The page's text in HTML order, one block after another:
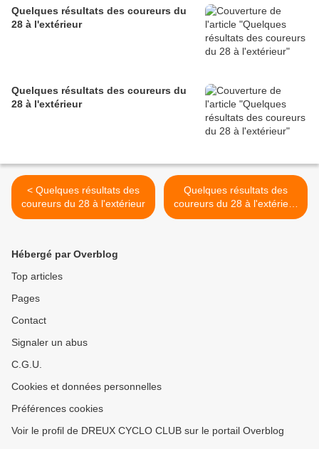
Quelques résultats des coureurs du
28 à l'extérieur
Quelques résultats des coureurs du
28 à l'extérieur
< Quelques résultats des
coureurs du 28 à l'extérieur
Quelques résultats des
coureurs du 28 à l'extérieur
>
Hébergé par Overblog
Top articles
Pages
Contact
Signaler un abus
C.G.U.
Cookies et données personnelles
Préférences cookies
Voir le profil de DREUX CYCLO CLUB sur le portail Overblog